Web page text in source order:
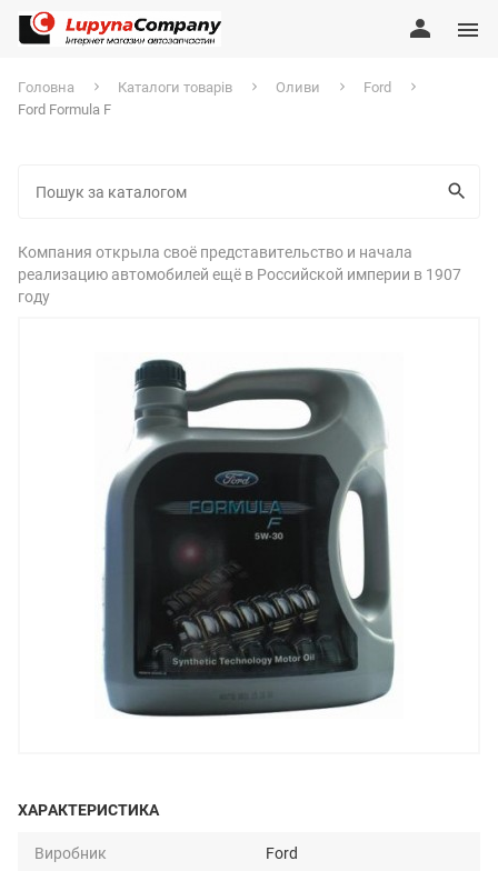
Головна Каталоги товарів Оливи
Ford
Ford Formula F
Компания открыла своё представительство и начала
реализацию автомобилей ещё в Российской империи в 1907
году
ХАРАКТЕРИСТИКА
Виробник
Ford